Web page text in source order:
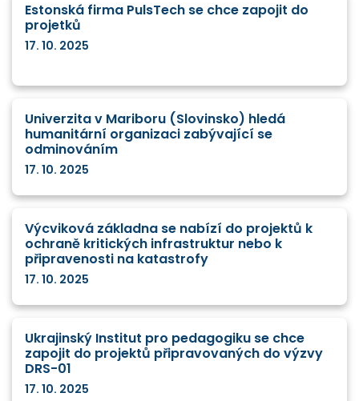
Estonská firma PulsTech se chce zapojit do
projetků
17. 10. 2025
Univerzita v Mariboru (Slovinsko) hledá
humanitární organizaci zabývající se
odminováním
17. 10. 2025
Výcviková základna se nabízí do projektů k
ochraně kritických infrastruktur nebo k
připravenosti na katastrofy
17. 10. 2025
Ukrajinský Institut pro pedagogiku se chce
zapojit do projektů připravovaných do výzvy
DRS-01
17. 10. 2025